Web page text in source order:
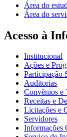
Área do
Área do
Acesso à
Institucional
Ações e
Participação
Auditorias
Convênios e
Receitas e
Licitações e
Servidores
Informações